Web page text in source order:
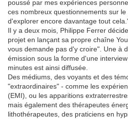
poussé par mes expériences
ces nombreux questionnements sur
d'explorer encore davantage tout
Il y a deux mois, Philippe Ferrer
projet en lançant sa propre chaîne
vous demande pas d'y croire". Une à
émission sous la forme d'une
minutes est ainsi diffusée.
Des médiums, des voyants et des
"extraordinaires" - comme les
(EMI), ou les apparitions
mais également des thérapeutes
lithothérapeutes, des praticiens en